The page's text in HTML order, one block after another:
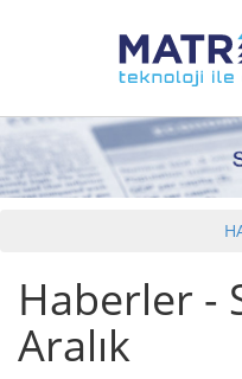
Haberler -
Aralık